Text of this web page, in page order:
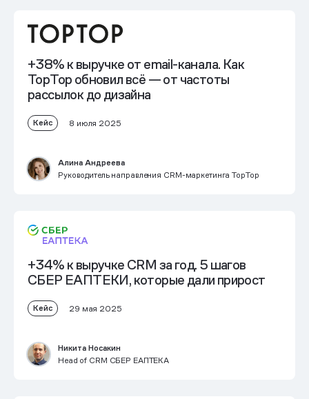
+38% к выручке от email-канала. Как
TopTop обновил всё — от частоты
рассылок до дизайна
Кейс 8 июля 2025
Алина Андреева
Руководитель направления CRM-маркетинга TopTop
+34% к выручке CRM за год. 5 шагов
СБЕР ЕАПТЕКИ, которые дали прирост
Кейс 29 мая 2025
Никита Носакин
Head of CRM СБЕР ЕАПТЕКА